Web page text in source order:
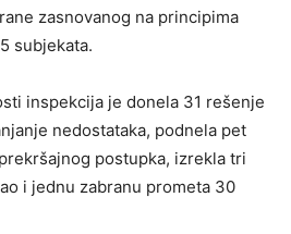
zasnovanog na principima
subjekata.
inspekcija je donela 31 rešenje
nedostataka, podnela pet
postupka, izrekla tri
i jednu zabranu prometa 30